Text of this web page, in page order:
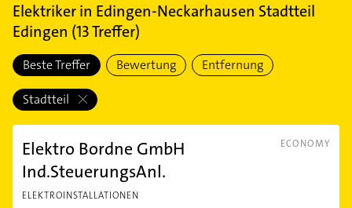
Elektrikerin Edingen-Neckarhausen Stadtteil
Edingen (13Treffer)
Beste Treffer Bewertung Entfernung
Stadtteil
ECONOMY
Elektro Bordne GmbH
Ind.SteuerungsAnl.
ELEKTROINSTALLATIONEN